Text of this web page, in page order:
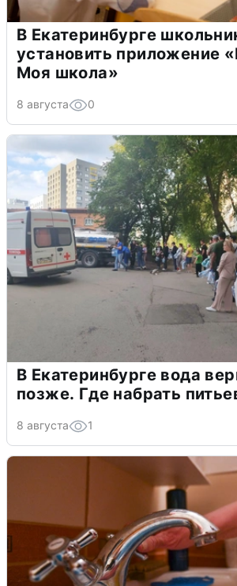
В Екатеринбурге
установить приложение
Моя школа»
8 августа 0
В Екатеринбурге вода
позже. Где набрать
8 августа 1